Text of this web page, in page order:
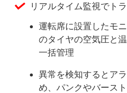
リアルタイム監視でト
運転席に設置したモ
のタイヤの空気圧と
一括管理
異常を検知するとア
め、パンクやバース